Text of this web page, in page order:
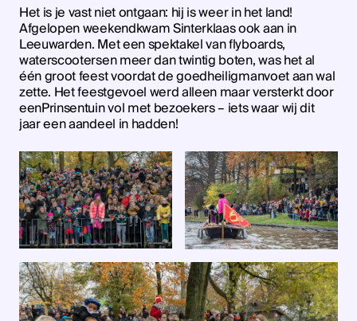
Het is je vast niet ontgaan: hij is weer in het land!
Afgelopen weekendkwam Sinterklaas ook aan in
Leeuwarden. Met een spektakel van flyboards,
waterscootersen meer dan twintig boten, was het al
één groot feest voordat de goedheiligmanvoet aan wal
zette. Het feestgevoel werd alleen maar versterkt door
eenPrinsentuin vol met bezoekers – iets waar wij dit
jaar een aandeel in hadden!